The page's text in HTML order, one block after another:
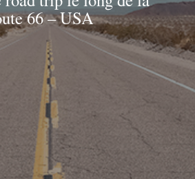
66 – USA